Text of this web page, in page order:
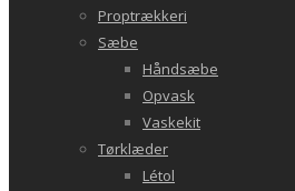
Proptrækkeri
Sæbe
Håndsæbe
Opvask
Vaskekit
Tørklæder
Létol